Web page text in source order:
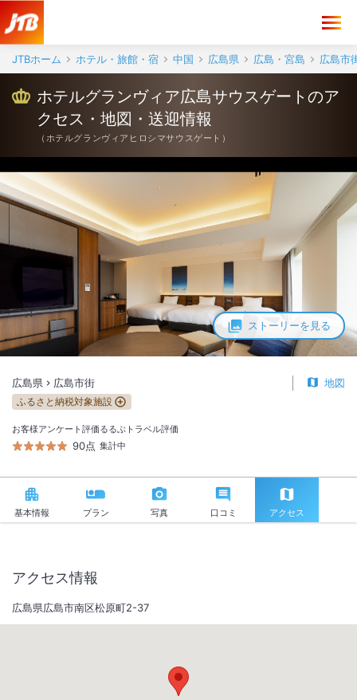
JTBホーム ホテル・旅館・宿 中国 広島県 広島・宮島 広島市
ストーリーを見る
ホテルグランヴィア広島サウスゲートのア
クセス・地図・送迎情報
（ ホテルグランヴィアヒロシマサウスゲート ）
広島県 広島市街 地図
ふるさと納税対象施設
お客様アンケート評価
90点
るるぶトラベル評価
集計中
基本情報 プラン 写真 口コミ アクセス
アクセス情報
広島県広島市南区松原町2-37